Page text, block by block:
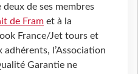
de ses membres
de Fram et à la
France/Jet tours et
adhérents, l’Association
Garantie ne